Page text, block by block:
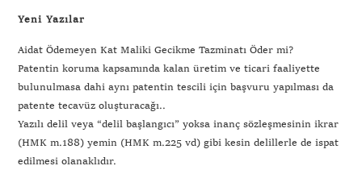
Yeni Yazılar
Aidat Ödemeyen Kat Maliki Gecikme Tazminatı Öder mi?
Patentin koruma kapsamında kalan üretim ve ticari faaliyette
bulunulmasa dahi aynı patentin tescili için başvuru yapılması da
patente tecavüz oluşturacağı..
Yazılı delil veya “delil başlangıcı” yoksa inanç sözleşmesinin ikrar
(HMK m.188) yemin (HMK m.225 vd) gibi kesin delillerle de ispat
edilmesi olanaklıdır.